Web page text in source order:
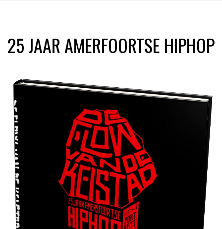
25 JAAR AMERFOORTSE HIPHOP